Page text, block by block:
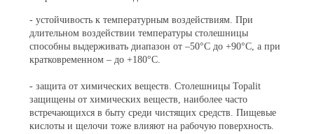
- устойчивость к температурным воздействиям. При
длительном воздействии температуры столешницы
способны выдерживать диапазон от –50°С до +90°С, а при
кратковременном – до +180°С.
- защита от химических веществ. Столешницы Topalit
защищены от химических веществ, наиболее часто
встречающихся в быту среди чистящих средств. Пищевые
кислоты и щелочи тоже влияют на рабочую поверхность.